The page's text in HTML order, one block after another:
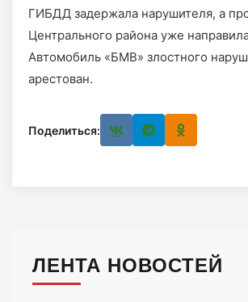
ГИБДД задержала нарушителя, а
Центрального района уже
Автомобиль «БМВ» злостного
арестован.
Поделиться:
ЛЕНТА НОВОСТЕЙ